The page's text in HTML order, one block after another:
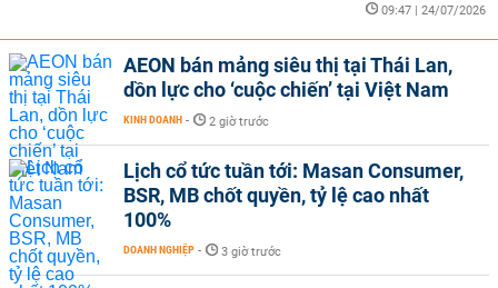
09:47 | 24/07/2026
AEON bán mảng siêu thị tại Thái Lan,
dồn lực cho ‘cuộc chiến’ tại Việt Nam
KINH DOANH - 2 giờ trước
Lịch cổ tức tuần tới: Masan Consumer,
BSR, MB chốt quyền, tỷ lệ cao nhất
100%
DOANH NGHIỆP - 3 giờ trước